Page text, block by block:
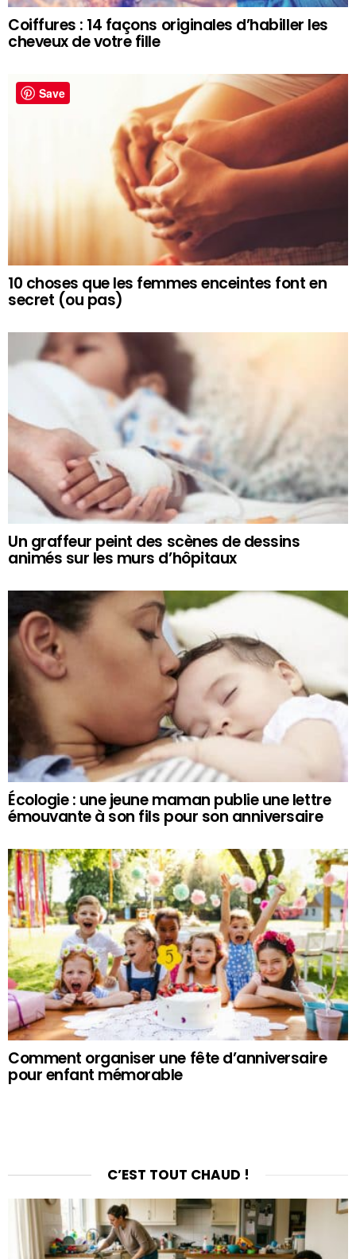
Coiffures : 14 façons originales d’habiller les
cheveux de votre fille
10 choses que les femmes enceintes font en
secret (ou pas)
Un graffeur peint des scènes de dessins
animés sur les murs d’hôpitaux
Écologie : une jeune maman publie une lettre
émouvante à son fils pour son anniversaire
Comment organiser une fête d’anniversaire
pour enfant mémorable
C’EST TOUT CHAUD !
Save